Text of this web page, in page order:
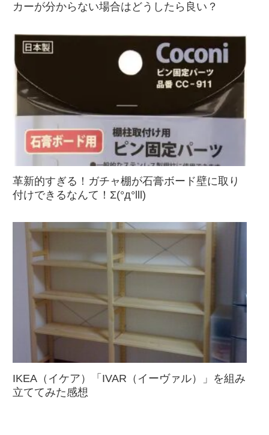
カーが分からない場合はどうしたら良い？
革新的すぎる！ガチャ棚が石膏ボード壁に取り
付けできるなんて！Σ(°д°lll)
IKEA（イケア）「IVAR（イーヴァル）」を組み
立ててみた感想